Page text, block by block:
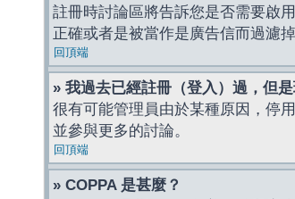
註冊時討論區將告訴您是否需要啟
正確或者是被當作是廣告信而過濾
回頂端
» 我過去已經註冊（登入）過，但
很有可能管理員由於某種原因，停
並參與更多的討論。
回頂端
» COPPA 是甚麼？